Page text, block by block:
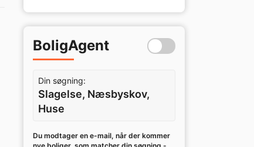
BoligAgent
Din søgning:
Slagelse, Næsbyskov,
Huse
Du modtager en e-mail, når der kommer